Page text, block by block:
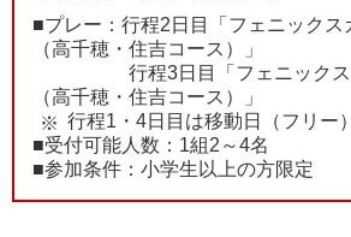
■プレー：行程2日目「フェニックス
（高千穂・住吉コース）」
行程3日目「フェニックスカ
（高千穂・住吉コース）」
行程1・4日目は移動日（フリー
■受付可能人数：1組2～4名
■参加条件：小学生以上の方限定